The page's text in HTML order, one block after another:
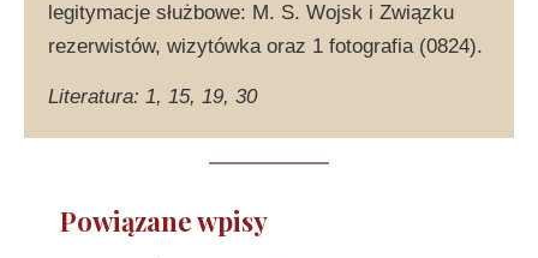
legitymacje służbowe: M. S. Wojsk i Związku
rezerwistów, wizytówka oraz 1 fotografia (0824).
Literatura: 1, 15, 19, 30
Powiązane wpisy